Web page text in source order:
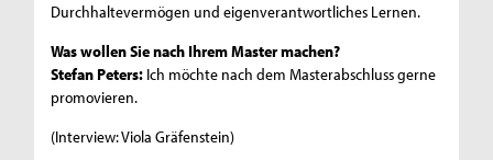
Durchhaltevermögen und eigenverantwortliches Lernen.
Was wollen Sie nach Ihrem Master machen?
Stefan Peters: Ich möchte nach dem Masterabschluss gerne
promovieren.
(Interview: Viola Gräfenstein)